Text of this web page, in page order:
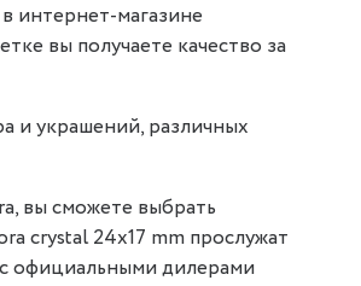
интернет-магазине
вы получаете качество за
и украшений, различных
вы сможете выбрать
crystal 24x17 mm прослужат
официальными дилерами